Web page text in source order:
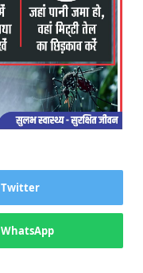
Twitter
WhatsApp